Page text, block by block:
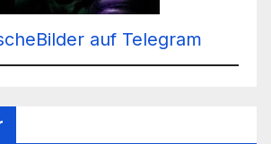
auf Telegram